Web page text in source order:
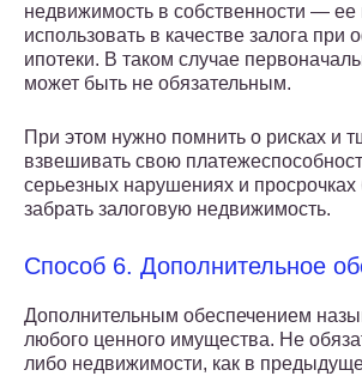
недвижимость в собственности —
использовать в качестве залога при
ипотеки. В таком случае
может быть не обязательным.
При этом нужно помнить о рисках и
взвешивать свою
серьезных нарушениях и просрочках
забрать залоговую недвижимость.
Способ 6. Дополнительное
Дополнительным обеспечением
любого ценного имущества. Не
либо недвижимости, как в